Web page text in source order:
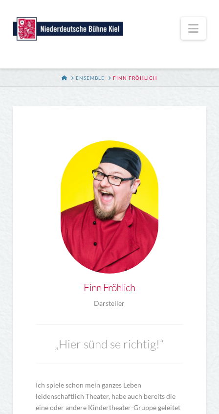
HOMEENSEMBLE FINN FRÖHLICH
Finn Fröhlich
Darsteller
„Hier sünd se richtig!“
Ich spiele schon mein ganzes Leben
leidenschaftlich Theater, habe auch bereits die
eine oder andere Kindertheater-Gruppe geleitet